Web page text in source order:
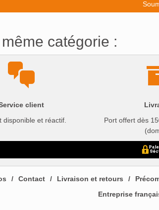
catégorie :
client
disponible et réactif.
Port offert dès
Contact Livraison et retours
Entreprise